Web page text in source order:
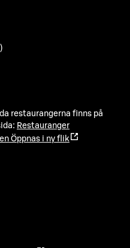
restaurangerna finns på
Restauranger
Öppnas i ny flik